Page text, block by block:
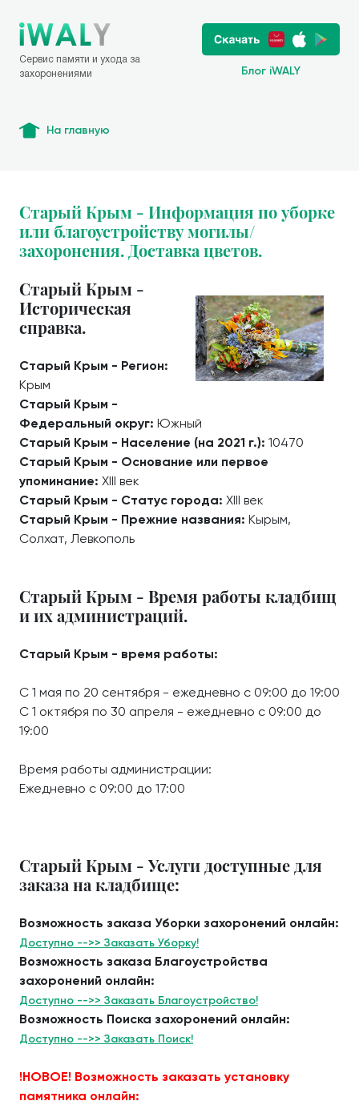
Сервис памяти и ухода за
захоронениями
Блог iWALY
На главную
Старый Крым - Информация по уборке
или благоустройству могилы/
захоронения. Доставка цветов.
Старый Крым -
Историческая
справка.
Старый Крым - Регион:
Крым
Старый Крым -
Федеральный округ: Южный
Старый Крым - Население (на 2021 г.): 10470
Старый Крым - Основание или первое
упоминание: XIII век
Старый Крым - Статус города: XIII век
Старый Крым - Прежние названия: Кырым,
Солхат, Левкополь
Старый Крым - Время работы кладбищ
и их администраций.
Старый Крым - время работы:
С 1 мая по 20 сентября - ежедневно с 09:00 до 19:00
С 1 октября по 30 апреля - ежедневно с 09:00 до
19:00
Время работы администрации:
Ежедневно с 09:00 до 17:00
Старый Крым - Услуги доступные для
заказа на кладбище:
Возможность заказа Уборки захоронений онлайн:
Доступно -->> Заказать Уборку!
Возможность заказа Благоустройства
захоронений онлайн:
Доступно -->> Заказать Благоустройство!
Возможность Поиска захоронений онлайн:
Доступно -->> Заказать Поиск!
!НОВОЕ! Возможность заказать установку
памятника онлайн: